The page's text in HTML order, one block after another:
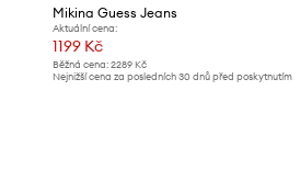
Mikina Guess Jeans
Aktuální cena:
1199 Kč
Běžná cena: 2289 Kč
Nejnižší cena za posledních 30 dnů před poskytnutím